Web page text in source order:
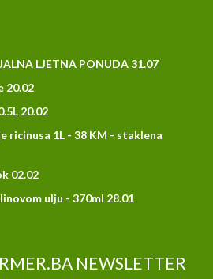
LJETNA PONUDA 31.07
20.02
20.02
ricinusa 1L - 38 KM - staklena
02.02
ulju - 370ml 28.01
NEWSLETTER